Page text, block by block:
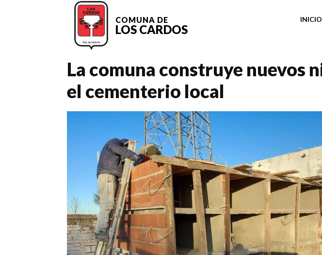
COMUNA DE
LOS CARDOS
INICIO
La comuna construye nuevos
el cementerio local